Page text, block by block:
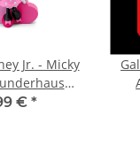
Jr. - Micky
€ *